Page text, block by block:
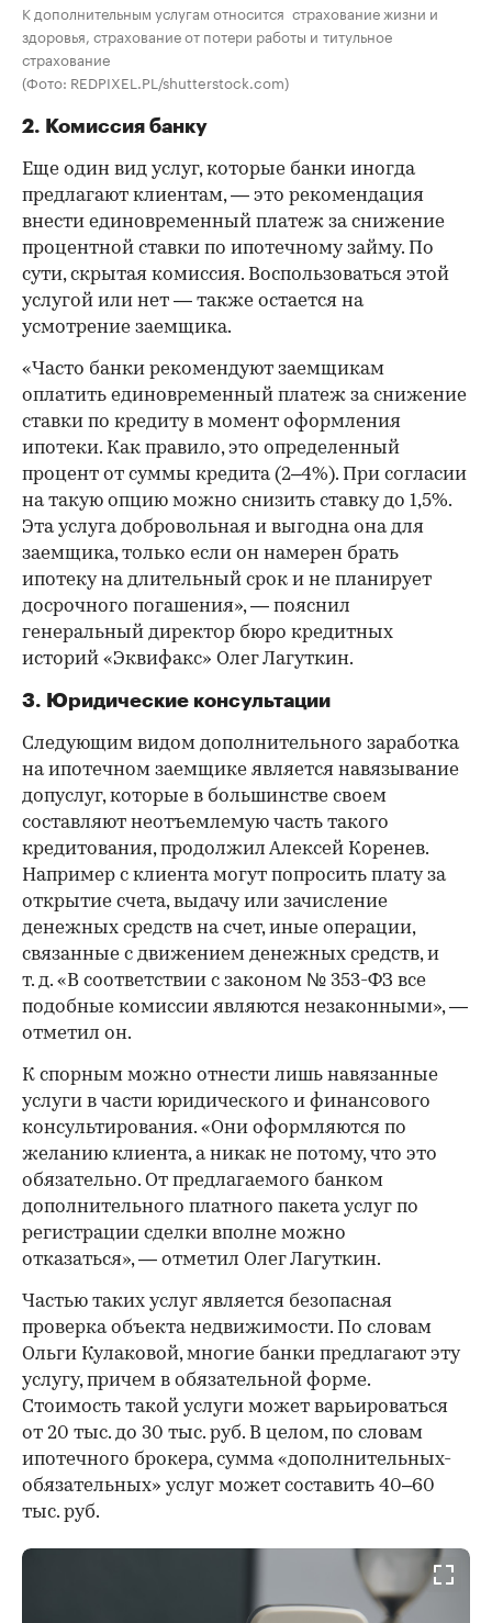
К дополнительным услугам относится страхование жизни и
здоровья, страхование от потери работы и титульное
страхование
(Фото: REDPIXEL.PL/shutterstock.com)
2. Комиссия банку
Еще один вид услуг, которые банки иногда
предлагают клиентам, — это рекомендация
внести единовременный платеж за снижение
процентной ставки по ипотечному займу. По
сути, скрытая комиссия. Воспользоваться этой
услугой или нет — также остается на
усмотрение заемщика.
«Часто банки рекомендуют заемщикам
оплатить единовременный платеж за снижение
ставки по кредиту в момент оформления
ипотеки. Как правило, это определенный
процент от суммы кредита (2–4%). При согласии
на такую опцию можно снизить ставку до 1,5%.
Эта услуга добровольная и выгодна она для
заемщика, только если он намерен брать
ипотеку на длительный срок и не планирует
досрочного погашения», — пояснил
генеральный директор бюро кредитных
историй «Эквифакс» Олег Лагуткин.
3. Юридические консультации
Следующим видом дополнительного заработка
на ипотечном заемщике является навязывание
допуслуг, которые в большинстве своем
составляют неотъемлемую часть такого
кредитования, продолжил Алексей Коренев.
Например с клиента могут попросить плату за
открытие счета, выдачу или зачисление
денежных средств на счет, иные операции,
связанные с движением денежных средств, и
т. д. «В соответствии с законом № 353-ФЗ все
подобные комиссии являются незаконными», —
отметил он.
К спорным можно отнести лишь навязанные
услуги в части юридического и финансового
консультирования. «Они оформляются по
желанию клиента, а никак не потому, что это
обязательно. От предлагаемого банком
дополнительного платного пакета услуг по
регистрации сделки вполне можно
отказаться», — отметил Олег Лагуткин.
Частью таких услуг является безопасная
проверка объекта недвижимости. По словам
Ольги Кулаковой, многие банки предлагают эту
услугу, причем в обязательной форме.
Стоимость такой услуги может варьироваться
от 20 тыс. до 30 тыс. руб. В целом, по словам
ипотечного брокера, сумма «дополнительных-
обязательных» услуг может составить 40–60
тыс. руб.